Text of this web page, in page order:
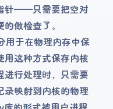
针——只需要把空对
做检查了。
用于在物理内存中保
用这种方式保存内核
进行处理时，只需要
录映射到内核的物理